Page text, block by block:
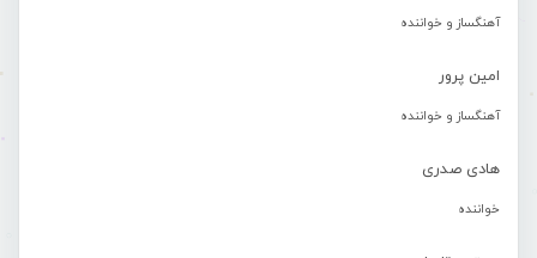
آهنگساز و خواننده
امین پرور
آهنگساز و خواننده
هادی صدری
خواننده